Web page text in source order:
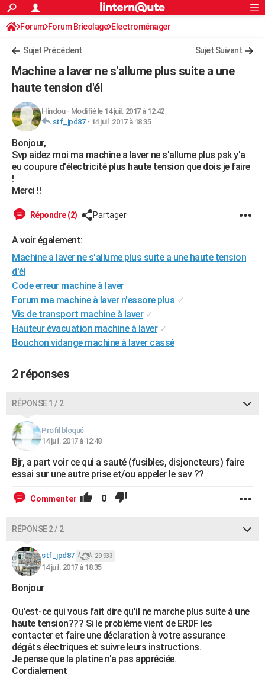
ACTUALITÉS
Politique
Société
Faits Divers
Education
Monde
Villes
+
Programme TV
TNTStreaming
Cinéma
Sorties cinéma
Musique
+FINANCE
Retraite
Impôts
Epargne
Immobilier
Risques naturels par ville
Banque
Assurance
Crédit
AUTO
Essais
Réserver un essai
Citadines
Berlines
SUV
Forum auto
HIGH-TECH
Mobiles
Meilleur smartphone
Internet
Ordinateurs
Jeux vidéo
Guide high-tech
+BRICOLAGE
Forum
Aménagement intérieur
Extérieur
Cuisine
Salle de bains
Jardinage
Rangement
WEEK-END
LIFESTYLE
Alimentation
Guide de la santé
Maladies
Médicaments
Sommeil
VOYAGE
Destinations
City break
Voyage nature
Voyage de noces
Forum
Climat
+PHOTO
GUIDES D'ACHAT
BONS PLANS
Carte de Noël
Carte Bonne année
Carte Saint-Valentin
Carte Pâques
Carte d'anniversaire
DICTIONNAIRE
Dictionnaire
Biographies
Citations
Expressions
Proverbes
PROGRAMME TV
COPAINS D'AVANT
S'inscrire
Se connecter
Lycées
Collèges
Primaires
Universités
Entreprises
Service militaire
Avis de recherche
AVIS DE DÉCÈS
FORUM
Bricolage
Lifestyle
Culture
Sport
Auto
Television
Voyage
Cinema
S'inscrire
Connexion
Forum Forum Bricolage Electroménager
Sujet Précédent Sujet Suivant
Machine a laver ne s'allume plus suite a une
haute tension d'él
Hindou- Modifié le 14 juil. 2017 à 12:42
stf_jpd87- 14 juil. 2017 à 18:35
Bonjour,
Svp aidez moi ma machine a laver ne s'allume plus psk y'a
eu coupure d'électricité plus haute tension que dois je faire
!
Merci !!
Répondre (2) Partager
A voir également:
Machine a laver ne s'allume plus suite a une haute tension
d'él
Code erreur machine à laver
Forum ma machine à laver n'essore plus ✓
Vis de transport machine à laver ✓
Hauteur évacuation machine à laver ✓
Bouchon vidange machine à laver cassé
2 réponses
RÉPONSE 1 / 2
Profil bloqué
14 juil. 2017 à 12:48
Bjr, a part voir ce qui a sauté (fusibles, disjoncteurs) faire
essai sur une autre prise et/ou appeler le sav ??
Commenter 0
RÉPONSE 2 / 2
stf_jpd87 29 933
14 juil. 2017 à 18:35
Bonjour
Qu'est-ce qui vous fait dire qu'il ne marche plus suite à une
haute tension??? Si le problème vient de ERDF les
contacter et faire une déclaration à votre assurance
dégâts électriques et suivre leurs instructions.
Je pense que la platine n'a pas appréciée.
Cordialement